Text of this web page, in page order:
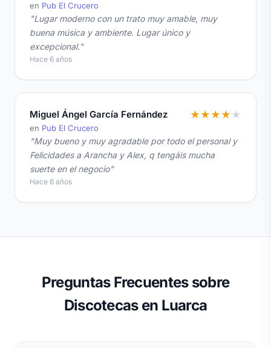
en Pub El Crucero
"Lugar moderno con un trato muy amable, muy
buena música y ambiente. Lugar único y
excepcional."
Hace 6 años
Miguel Ángel García Fernández
en Pub El Crucero
★ ★ ★ ★ ★
"Muy bueno y muy agradable por todo el personal y
Felicidades a Arancha y Alex, q tengáis mucha
suerte en el negocio"
Hace 6 años
Preguntas Frecuentes sobre
Discotecas en Luarca